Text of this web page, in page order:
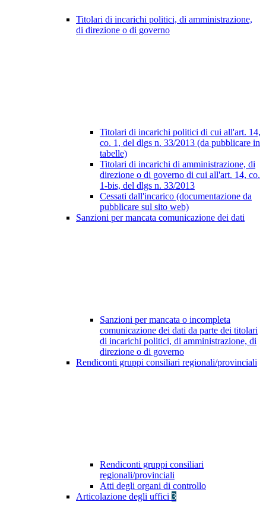
Titolari di incarichi politici, di amministrazione,
di direzione o di governo
Titolari di incarichi politici di cui all'art. 14,
co. 1, del dlgs n. 33/2013 (da pubblicare in
tabelle)
Titolari di incarichi di amministrazione, di
direzione o di governo di cui all'art. 14, co.
1-bis, del dlgs n. 33/2013
Cessati dall'incarico (documentazione da
pubblicare sul sito web)
Sanzioni per mancata comunicazione dei dati
Sanzioni per mancata o incompleta
comunicazione dei dati da parte dei titolari
di incarichi politici, di amministrazione, di
direzione o di governo
Rendiconti gruppi consiliari regionali/provinciali
Rendiconti gruppi consiliari
regionali/provinciali
Atti degli organi di controllo
Articolazione degli uffici 3